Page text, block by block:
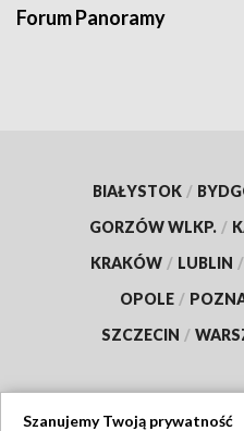
Forum Panoramy
BIAŁYSTOK /
GORZÓW WLKP. /
KRAKÓW / LUBLIN /
OPOLE /
SZCZECIN /
Szanujemy Twoją prywatność